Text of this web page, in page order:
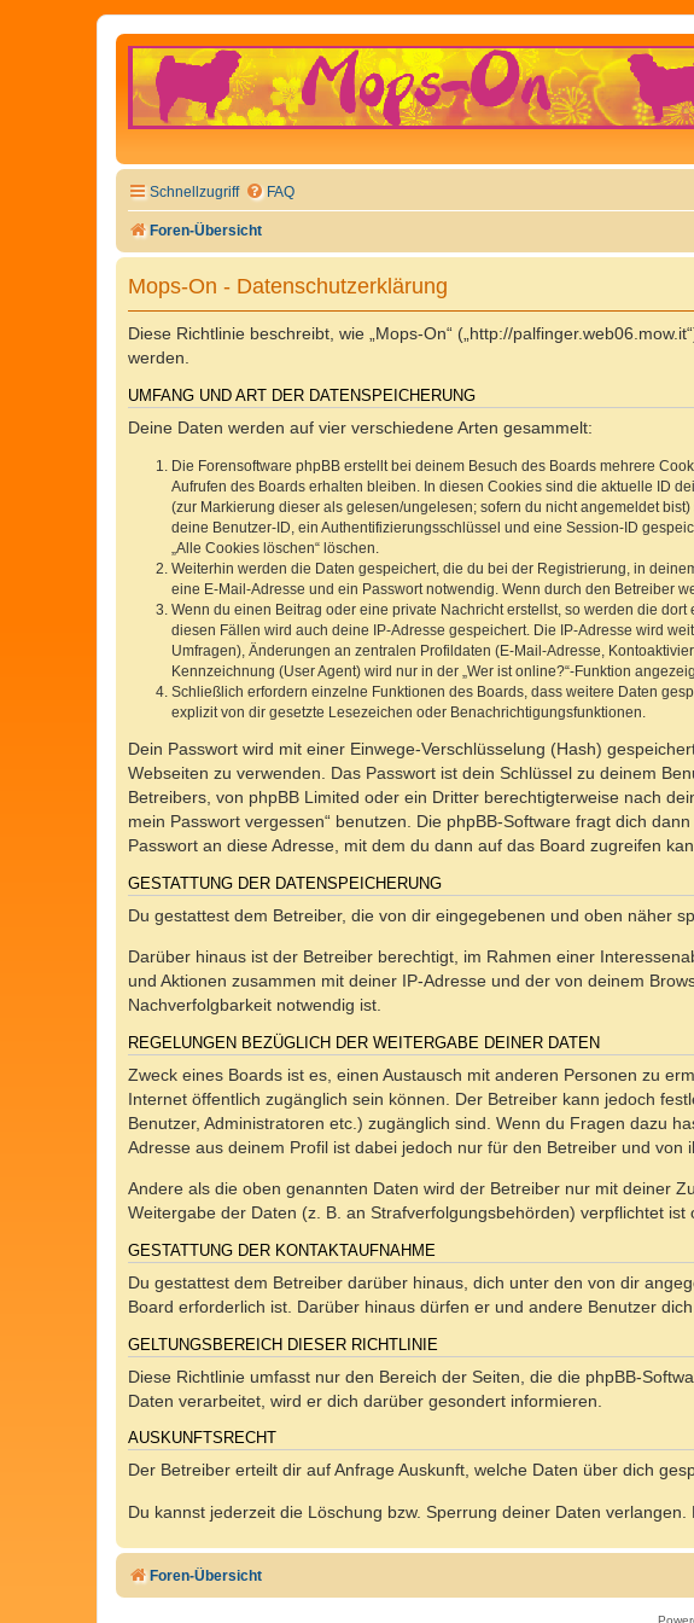
Schnellzugriff FAQ
Foren-Übersicht
Mops-On - Datenschutzerklärung
Diese Richtlinie beschreibt, wie „Mops-On“ („http://
werden.
UMFANG UND ART DER DATENSPEICHERUNG
Deine Daten werden auf vier verschiedene Arten gesammelt:
Die Forensoftware phpBB erstellt bei deinem Besuch des Boards mehrere
Aufrufen des Boards erhalten bleiben. In diesen Cookies sind die aktuelle ID
(zur Markierung dieser als gelesen/ungelesen; sofern du nicht angemeldet
deine Benutzer-ID, ein Authentifizierungsschlüssel und eine Session-ID
„Alle Cookies löschen“ löschen.
Weiterhin werden die Daten gespeichert, die du bei der Registrierung, in
eine E-Mail-Adresse und ein Passwort notwendig. Wenn durch den Betreiber
Wenn du einen Beitrag oder eine private Nachricht erstellst, so werden die
diesen Fällen wird auch deine IP-Adresse gespeichert. Die IP-Adresse wird
Umfragen), Änderungen an zentralen Profildaten (E-Mail-Adresse,
Kennzeichnung (User Agent) wird nur in der „Wer ist online?“-Funktion
Schließlich erfordern einzelne Funktionen des Boards, dass weitere Daten
explizit von dir gesetzte Lesezeichen oder Benachrichtigungsfunktionen.
Dein Passwort wird mit einer Einwege-Verschlüsselung (Hash)
Webseiten zu verwenden. Das Passwort ist dein Schlüssel zu deinem
Betreibers, von phpBB Limited oder ein Dritter berechtigterweise nach
mein Passwort vergessen“ benutzen. Die phpBB-Software fragt dich
Passwort an diese Adresse, mit dem du dann auf das Board zugreifen
GESTATTUNG DER DATENSPEICHERUNG
Du gestattest dem Betreiber, die von dir eingegebenen und oben näher
Darüber hinaus ist der Betreiber berechtigt, im Rahmen einer
und Aktionen zusammen mit deiner IP-Adresse und der von deinem
Nachverfolgbarkeit notwendig ist.
REGELUNGEN BEZÜGLICH DER WEITERGABE DEINER DATEN
Zweck eines Boards ist es, einen Austausch mit anderen Personen zu
Internet öffentlich zugänglich sein können. Der Betreiber kann jedoch
Benutzer, Administratoren etc.) zugänglich sind. Wenn du Fragen dazu
Adresse aus deinem Profil ist dabei jedoch nur für den Betreiber und von
Andere als die oben genannten Daten wird der Betreiber nur mit deiner
Weitergabe der Daten (z. B. an Strafverfolgungsbehörden) verpflichtet
GESTATTUNG DER KONTAKTAUFNAHME
Du gestattest dem Betreiber darüber hinaus, dich unter den von dir
Board erforderlich ist. Darüber hinaus dürfen er und andere Benutzer
GELTUNGSBEREICH DIESER RICHTLINIE
Diese Richtlinie umfasst nur den Bereich der Seiten, die die phpBB-
Daten verarbeitet, wird er dich darüber gesondert informieren.
AUSKUNFTSRECHT
Der Betreiber erteilt dir auf Anfrage Auskunft, welche Daten über dich
Du kannst jederzeit die Löschung bzw. Sperrung deiner Daten
Foren-Übersicht